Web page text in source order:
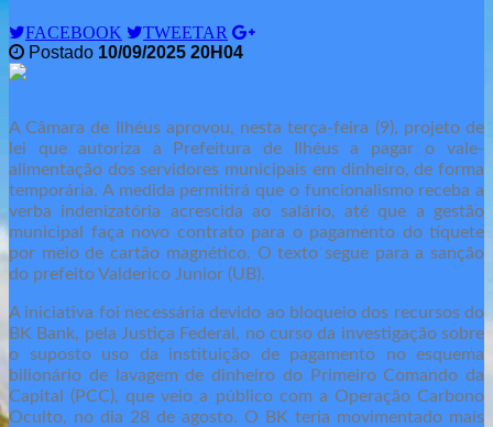
FACEBOOK
TWEETAR
Postado 10/09/2025 20H04
A Câmara de Ilhéus aprovou, nesta terça-feira (9), projeto de
lei que autoriza a Prefeitura de Ilhéus a pagar o vale-
alimentação dos servidores municipais em dinheiro, de forma
temporária. A medida permitirá que o funcionalismo receba a
verba indenizatória acrescida ao salário, até que a gestão
municipal faça novo contrato para o pagamento do tíquete
por meio de cartão magnético. O texto segue para a sanção
do prefeito Valderico Junior (UB).
A iniciativa foi necessária devido ao bloqueio dos recursos do
BK Bank, pela Justiça Federal, no curso da investigação sobre
o suposto uso da instituição de pagamento no esquema
bilionário de lavagem de dinheiro do Primeiro Comando da
Capital (PCC), que veio a público com a Operação Carbono
Oculto, no dia 28 de agosto. O BK teria movimentado mais